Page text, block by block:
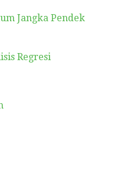
Jangka Pendek
Regresi